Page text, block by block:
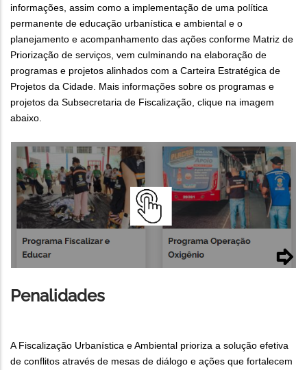
informações, assim como a implementação de uma política
permanente de educação urbanística e ambiental e o
planejamento e acompanhamento das ações conforme Matriz de
Priorização de serviços, vem culminando na elaboração de
programas e projetos alinhados com a Carteira Estratégica de
Projetos da Cidade. Mais informações sobre os programas e
projetos da Subsecretaria de Fiscalização, clique na imagem
abaixo.
Penalidades
A Fiscalização Urbanística e Ambiental prioriza a solução efetiva
de conflitos através de mesas de diálogo e ações que fortalecem